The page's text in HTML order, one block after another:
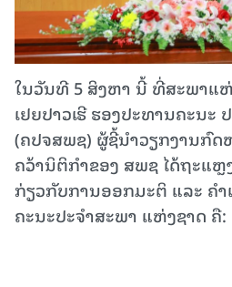
ໃນວັນທີ 5 ສິງຫາ ນີ້ ທີ່ສະພາແ
ເຢຍປາວເຮີ ຮອງປະທານຄະນະ
(ຄປຈສພຊ) ຜູ້ຊີ້ນໍາວຽກງານກົ
ຄວ້ານິຕິກໍາຂອງ ສພຊ ໄດ້ຖະແ
ກ່ຽວກັບການອອກມະຕິ ແລະ ຄ
ຄະນະປະຈຳສະພາ ແຫ່ງຊາດ ຄື: